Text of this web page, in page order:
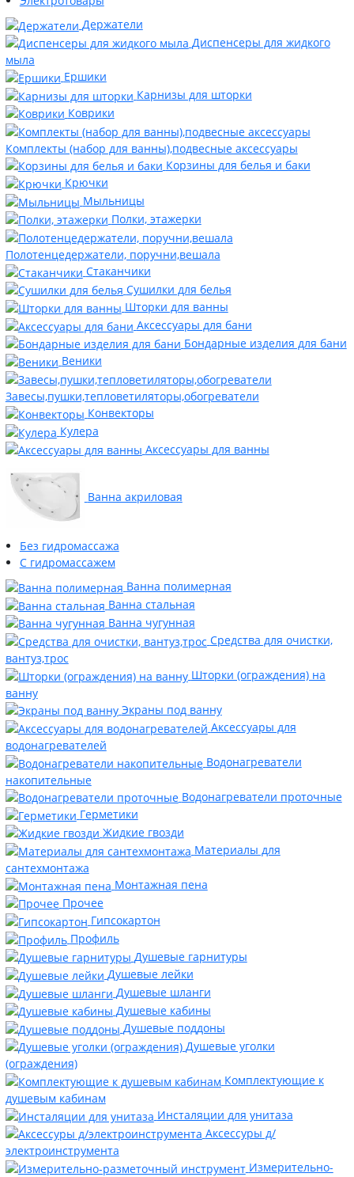
Держатели
Диспенсеры для жидкого
мыла
Ершики
Карнизы для шторки
Коврики
Комплекты (набор для ванны),подвесные аксессуары
Корзины для белья и баки
Крючки
Мыльницы
Полки, этажерки
Полотенцедержатели, поручни,вешала
Стаканчики
Сушилки для белья
Шторки для ванны
Аксессуары для бани
Бондарные изделия для бани
Веники
Завесы,пушки,тепловетиляторы,обогреватели
Конвекторы
Кулера
Аксессуары для ванны
Ванна акриловая
Без гидромассажа
С гидромассажем
Ванна полимерная
Ванна стальная
Ванна чугунная
Средства для очистки,
вантуз,трос
Шторки (ограждения) на
ванну
Экраны под ванну
Аксессуары для
водонагревателей
Водонагреватели
накопительные
Водонагреватели проточные
Герметики
Жидкие гвозди
Материалы для
сантехмонтажа
Монтажная пена
Прочее
Гипсокартон
Профиль
Душевые гарнитуры
Душевые лейки
Душевые шланги
Душевые кабины
Душевые поддоны
Душевые уголки
(ограждения)
Комплектующие к
душевым кабинам
Инсталяции для унитаза
Аксессуры д/
электроинструмента
Измерительно-